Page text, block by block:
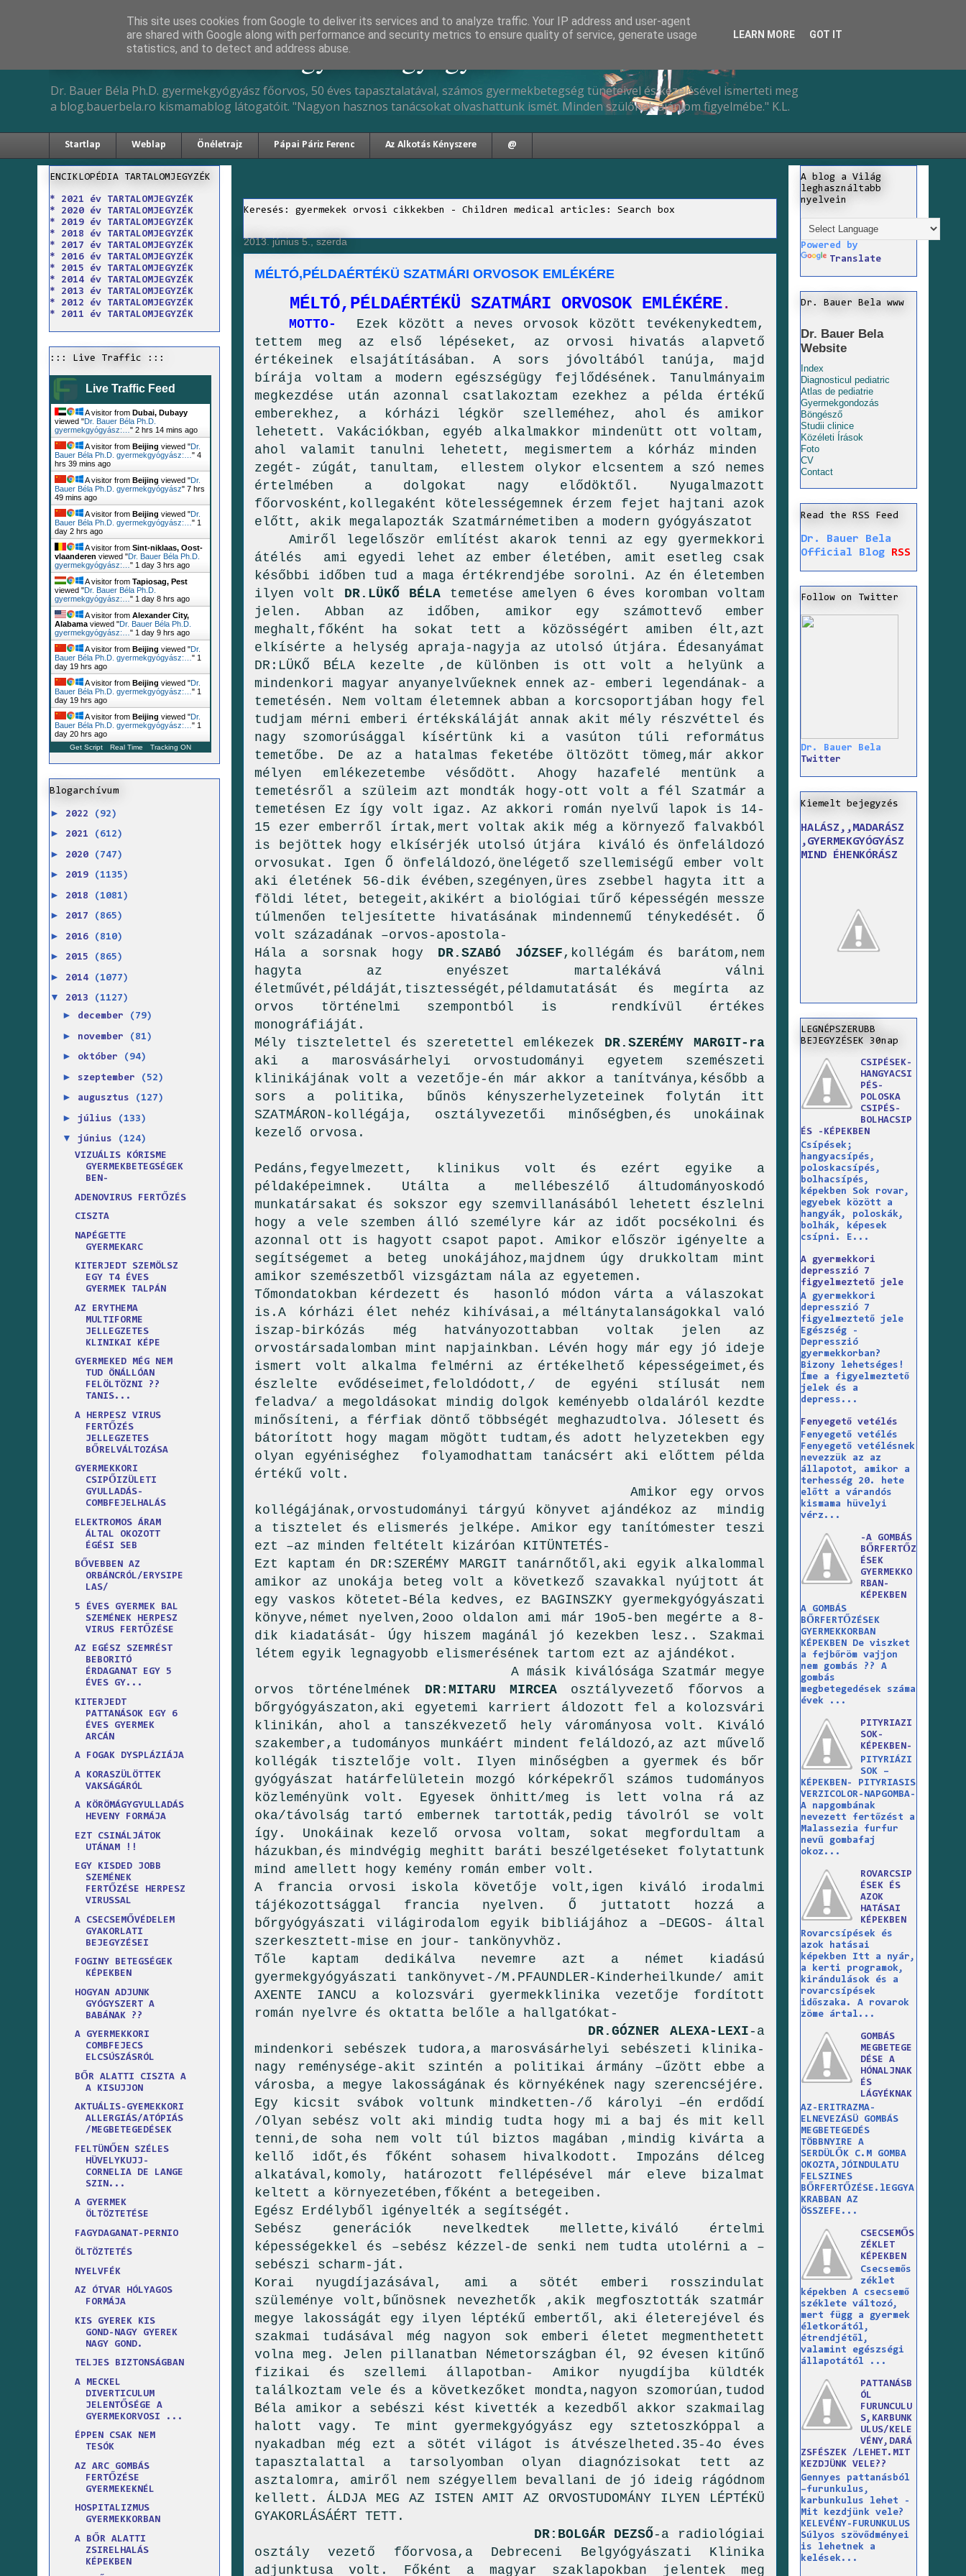
Dr. Bauer Béla Ph.D. gyermekgyógyász
Dr. Bauer Béla Ph.D. gyermekgyógyász főorvos, 50 éves tapasztalatával, számos gyermekbetegség tüneteivel és kezelésével ismerteti meg
a blog.bauerbela.ro kismamablog látogatóit. "Nagyon hasznos tanácsokat olvashattunk ismét. Minden szülőnek ajánlom figyelmébe." K.L.
Startlap Weblap Önéletrajz Pápai Páriz Ferenc Az Alkotás Kényszere @
Keresés: gyermekek orvosi cikkekben - Children medical articles: Search box
2013. június 5., szerda
MÉLTÓ,PÉLDAÉRTÉKÜ SZATMÁRI ORVOSOK EMLÉKÉRE
MÉLTÓ,PÉLDAÉRTÉKÜ SZATMÁRI ORVOSOK EMLÉKÉRE.
MOTTO-
Ezek között a neves orvosok között tevékenykedtem,
tettem meg az első lépéseket, az orvosi hivatás alapvető
értékeinek elsajátításában. A sors jóvoltából tanúja, majd
bírája voltam a modern egészségügy fejlődésének. Tanulmányaim
megkezdése után azonnal csatlakoztam ezekhez a példa értékű
emberekhez, a kórházi légkör szelleméhez, ahol és amikor
lehetett. Vakációkban, egyéb alkalmakkor mindenütt ott voltam,
ahol valamit tanulni lehetett, megismertem a kórház minden
zegét- zúgát, tanultam, ellestem olykor elcsentem a szó nemes
értelmében a dolgokat nagy elődöktől. Nyugalmazott
főorvosként,kollegaként kötelességemnek érzem fejet hajtani azok
előtt, akik megalapozták Szatmárnémetiben a modern gyógyászatot
Amiről legelőször említést akarok tenni az egy gyermekkori
átélés ami egyedi lehet az ember életében, amit esetleg csak
későbbi időben tud a maga értékrendjébe sorolni. Az én életemben
ilyen volt DR.LÜKŐ BÉLAtemetése amelyen 6 éves koromban voltam
jelen. Abban az időben, amikor egy számottevő ember
meghalt,főként ha sokat tett a közösségért amiben élt,azt
elkísérte a helység apraja-nagyja az utolsó útjára. Édesanyámat
DR:LÜKŐ BÉLA kezelte ,de különben is ott volt a helyünk a
mindenkori magyar anyanyelvűeknek ennek az- emberi legendának- a
temetésén. Nem voltam életemnek abban a korcsoportjában hogy fel
tudjam mérni emberi értékskáláját annak akit mély részvéttel és
nagy szomorúsággal kísértünk ki a vasúton túli református
temetőbe. De az a hatalmas feketébe öltözött tömeg,már akkor
mélyen emlékezetembe vésődött. Ahogy hazafelé mentünk a
temetésről a szüleim azt mondták hogy-ott volt a fél Szatmár a
temetésen Ez így volt igaz. Az akkori román nyelvű lapok is 14-
15 ezer emberről írtak,mert voltak akik még a környező falvakból
is bejöttek hogy elkísérjék utolsó útjára kiváló és önfeláldozó
orvosukat. Igen Ő önfeláldozó,önelégető szellemiségű ember volt
aki életének 56-dik évében,szegényen,üres zsebbel hagyta itt a
földi létet, betegeit,akikért a biológiai tűrő képességén messze
túlmenően teljesítette hivatásának mindennemű ténykedését. Ő
volt századának –orvos-apostola-
Hála a sorsnak hogy DR.SZABÓ JÓZSEF,kollégám és barátom,nem
hagyta az enyészet martalékává válni
életművét,példáját,tisztességét,példamutatását
és megírta az
orvos történelmi szempontból is rendkívül értékes
monográfiáját.
Mély tisztelettel és szeretettel emlékezek DR.SZERÉMY MARGIT-ra
aki a marosvásárhelyi orvostudományi egyetem szemészeti
klinikájának volt a vezetője-én már akkor a tanítványa,később a
sors a politika, bűnös kényszerhelyzeteinek folytán itt
SZATMÁRON-kollégája, osztályvezetői minőségben,és unokáinak
kezelő orvosa.
Pedáns,fegyelmezett, klinikus volt és ezért egyike a
példaképeimnek. Utálta a mellébeszélő áltudományoskodó
munkatársakat és sokszor egy szemvillanásából lehetett észlelni
hogy a vele szemben álló személyre kár az időt pocsékolni és
azonnal ott is hagyott csapot papot. Amikor először igényelte a
segítségemet a beteg unokájához,majdnem úgy drukkoltam mint
amikor szemészetből vizsgáztam nála az egyetemen.
Tőmondatokban kérdezett és hasonló módon várta a válaszokat
is.A kórházi élet nehéz kihívásai,a méltánytalanságokkal való
iszap-birkózás még hatványozottabban voltak jelen az
orvostársadalomban mint napjainkban. Lévén hogy már egy jó ideje
ismert volt alkalma felmérni az értékelhető képességeimet,és
észlelte evődéseimet,feloldódott,/ de egyéni stílusát nem
feladva/ a megoldásokat mindig dolgok keményebb oldaláról kezdte
minősíteni, a férfiak döntő többségét meghazudtolva. Jólesett és
bátorított hogy magam mögött tudtam,és adott helyzetekben egy
olyan egyéniséghez folyamodhattam tanácsért aki előttem példa
értékű volt.
Amikor egy orvos
kollégájának,orvostudományi tárgyú könyvet ajándékoz az mindig
a tisztelet és elismerés jelképe. Amikor egy tanítómester teszi
ezt –az minden feltételt kizáróan KITÜNTETÉS-
Ezt kaptam én DR:SZERÉMY MARGIT tanárnőtől,aki egyik alkalommal
amikor az unokája beteg volt a következő szavakkal nyújtott át
egy vaskos kötetet-Béla kedves, ez BAGINSZKY gyermekgyógyászati
könyve,német nyelven,2ooo oldalon ami már 19o5-ben megérte a 8-
dik kiadatását- Úgy hiszem magánál jó kezekben lesz.. Szakmai
létem egyik legnagyobb elismerésének tartom ezt az ajándékot.
A másik kiválósága Szatmár megye
orvos történelmének DR:MITARU MIRCEA osztályvezető főorvos a
bőrgyógyászaton,aki egyetemi karriert áldozott fel a kolozsvári
klinikán, ahol a tanszékvezető hely várományosa volt. Kiváló
szakember,a tudományos munkáért mindent feláldozó,az azt művelő
kollégák tisztelője volt. Ilyen minőségben a gyermek és bőr
gyógyászat határfelületein mozgó kórképekről számos tudományos
közleményünk volt. Egyesek önhitt/meg is lett volna rá az
oka/távolság tartó
embernek tartották,pedig távolról se volt
így. Unokáinak kezelő orvosa voltam, sokat megfordultam a
házukban,és mindvégig meghitt baráti beszélgetéseket folytattunk
mind amellett hogy kemény román ember volt.
A francia orvosi iskola követője volt,igen kiváló irodalmi
tájékozottsággal francia nyelven. Ő juttatott hozzá a
bőrgyógyászati világirodalom egyik bibliájához a –DEGOS- által
szerkesztett-mise en jour- tankönyvhöz.
Tőle kaptam dedikálva nevemre azt a német kiadású
gyermekgyógyászati tankönyvet-/M.PFAUNDLER-Kinderheilkunde/ amit
AXENTE IANCU a kolozsvári gyermekklinika vezetője fordított
román nyelvre és oktatta belőle a hallgatókat-
DR.GÓZNER ALEXA-LEXI -a
mindenkori sebészek tudora,a marosvásárhelyi sebészeti klinika-
nagy reménysége-akit szintén a politikai ármány –űzött ebbe a
városba, a megye lakosságának és környékének nagy szerencséjére.
Egy kicsit svábok voltunk mindketten-/ő károlyi –én erdődí
/Olyan sebész volt aki mindig tudta hogy mi a baj és mit kell
tenni,de soha nem volt túl biztos magában ,mindig kivárta a
kellő időt,és főként sohasem hivalkodott. Impozáns délceg
alkatával,komoly, határozott fellépésével már eleve bizalmat
keltett a környezetében,főként a betegeiben.
Egész Erdélyből igényelték a segítségét.
Sebész generációk nevelkedtek mellette,kiváló értelmi
képességekkel és –sebész kézzel-de senki nem tudta utolérni a –
sebészi scharm-ját.
Korai nyugdíjazásával, ami a sötét emberi rosszindulat
szüleménye volt,bűnösnek nevezhetők ,akik megfosztották szatmár
megye lakosságát egy ilyen léptékű embertől, aki életerejével és
szakmai tudásával még nagyon sok emberi életet megmenthetett
volna meg. Jelen pillanatban Németországban él, 92 évesen kitűnő
fizikai és szellemi állapotban- Amikor nyugdíjba küldték
találkoztam vele és a következőket mondta,nagyon szomorúan,tudod
Béla amikor a sebészi kést kivették a kezedből akkor szakmailag
halott vagy. Te mint gyermekgyógyász egy sztetoszkóppal a
nyakadban még ezt a sötét világot is átvészelheted.35-4o éves
tapasztalattal a tarsolyomban olyan diagnózisokat tett az
asztalomra, amiről nem szégyellem bevallani de jó ideig rágódnom
kellett. ÁLDJA MEG AZ ISTEN AMIT AZ ORVOSTUDOMÁNY ILYEN LÉPTÉKÜ
GYAKORLÁSÁÉRT TETT.
DR:BOLGÁR DEZSŐ-a radiológiai
osztály vezető főorvosa,a Debreceni Belgyógyászati Klinika
adjunktusa volt. Főként a magyar szaklapokban jelentek meg
ENCIKLOPÉDIA TARTALOMJEGYZÉK
* 2021 év TARTALOMJEGYZÉK
* 2020 év TARTALOMJEGYZÉK
* 2019 év TARTALOMJEGYZÉK
* 2018 év TARTALOMJEGYZÉK
* 2017 év TARTALOMJEGYZÉK
* 2016 év TARTALOMJEGYZÉK
* 2015 év TARTALOMJEGYZÉK
* 2014 év TARTALOMJEGYZÉK
* 2013 év TARTALOMJEGYZÉK
* 2012 év TARTALOMJEGYZÉK
* 2011 év TARTALOMJEGYZÉK
::: Live Traffic :::
Live Traffic Feed
A visitor from Dubai, Dubayy
viewed "Dr. Bauer Béla Ph.D.
gyermekgyógyász:… " 2 hrs 14 mins ago
A visitor from Beijing viewed "Dr.
Bauer Béla Ph.D. gyermekgyógyász:… " 4
hrs 39 mins ago
A visitor from Beijing viewed "Dr.
Bauer Béla Ph.D. gyermekgyógyász" 7 hrs
49 mins ago
A visitor from Beijing viewed "Dr.
Bauer Béla Ph.D. gyermekgyógyász:… " 1
day 2 hrs ago
A visitor from Sint-niklaas, Oost-
vlaanderen viewed "Dr. Bauer Béla Ph.D.
gyermekgyógyász:… " 1 day 3 hrs ago
A visitor from Tapiosag, Pest
viewed "Dr. Bauer Béla Ph.D.
gyermekgyógyász:… " 1 day 8 hrs ago
A visitor from Alexander City,
Alabama viewed "Dr. Bauer Béla Ph.D.
gyermekgyógyász:… " 1 day 9 hrs ago
A visitor from Beijing viewed "Dr.
Bauer Béla Ph.D. gyermekgyógyász:… " 1
day 19 hrs ago
A visitor from Beijing viewed "Dr.
Bauer Béla Ph.D. gyermekgyógyász:… " 1
day 19 hrs ago
A visitor from Beijing viewed "Dr.
Bauer Béla Ph.D. gyermekgyógyász:… " 1
day 20 hrs ago
Get Script Real Time Tracking ON
Blogarchívum
► 2022 (92)
► 2021 (612)
► 2020 (747)
► 2019 (1135)
► 2018 (1081)
► 2017 (865)
► 2016 (810)
► 2015 (865)
► 2014 (1077)
▼ 2013 (1127)
► december (79)
► november (81)
► október (94)
► szeptember (52)
► augusztus (127)
► július (133)
▼ június
(124)
VIZUÁLIS KÓRISME
GYERMEKBETEGSÉGEK
BEN-
ADENOVIRUS FERTŐZÉS
CISZTA
NAPÉGETTE
GYERMEKARC
KITERJEDT SZEMÖLSZ
EGY T4 ÉVES
GYERMEK TALPÁN
AZ ERYTHEMA
MULTIFORME
JELLEGZETES
KLINIKAI KÉPE
GYERMEKED MÉG NEM
TUD ÖNÁLLÓAN
FELÖLTÖZNI ??
TANIS...
A HERPESZ VIRUS
FERTŐZÉS
JELLEGZETES
BŐRELVÁLTOZÁSA
GYERMEKKORI
CSIPŐIZÜLETI
GYULLADÁS-
COMBFEJELHALÁS
ELEKTROMOS ÁRAM
ÁLTAL OKOZOTT
ÉGÉSI SEB
BŐVEBBEN AZ
ORBÁNCRÓL/ERYSIPE
LAS/
5 ÉVES GYERMEK BAL
SZEMÉNEK HERPESZ
VIRUS FERTŐZÉSE
AZ EGÉSZ SZEMRÉST
BEBORITÓ
ÉRDAGANAT EGY 5
ÉVES GY...
KITERJEDT
PATTANÁSOK EGY 6
ÉVES GYERMEK
ARCÁN
A FOGAK DYSPLÁZIÁJA
A KORASZÜLÖTTEK
VAKSÁGÁRÓL
A KÖRÖMÁGYGYULLADÁS
HEVENY FORMÁJA
EZT CSINÁLJÁTOK
UTÁNAM !!
EGY KISDED JOBB
SZEMÉNEK
FERTŐZÉSE HERPESZ
VIRUSSAL
A CSECSEMŐVÉDELEM
GYAKORLATI
BEJEGYZÉSEI
FOGINY BETEGSÉGEK
KÉPEKBEN
HOGYAN ADJUNK
GYÓGYSZERT A
BABÁNAK ??
A GYERMEKKORI
COMBFEJECS
ELCSÚSZÁSRÓL
BŐR ALATTI CISZTA A
A KISUJJON
AKTUÁLIS-GYEMEKKORI
ALLERGIÁS/ATÓPIÁS
/MEGBETEGEDÉSEK
FELTÜNŐEN SZÉLES
HÜVELYKUJJ-
CORNELIA DE LANGE
SZIN...
A GYERMEK
ÖLTÖZTETÉSE
FAGYDAGANAT-PERNIO
ÖLTÖZTETÉS
NYELVFÉK
AZ ÓTVAR HÓLYAGOS
FORMÁJA
KIS GYEREK KIS
GOND-NAGY GYEREK
NAGY GOND.
TELJES BIZTONSÁGBAN
A MECKEL
DIVERTICULUM
JELENTŐSÉGE A
GYERMEKORVOSI ...
ÉPPEN CSAK NEM
TESÓK
AZ ARC GOMBÁS
FERTŐZÉSE
GYERMEKEKNÉL
HOSPITALIZMUS
GYERMEKKORBAN
A BŐR ALATTI
ZSIRELHALÁS
KÉPEKBEN
A blog a Világ
leghasználtabb
nyelvein
Powered by
Translate
Dr. Bauer Bela www
Dr. Bauer Bela
Website
Index
Diagnosticul pediatric
Atlas de pediatrie
Gyermekgondozás
Böngésző
Studii clinice
Közéleti Írások
Foto
CV
Contact
Read the RSS Feed
Dr. Bauer Bela
Official Blog
RSS
Follow on Twitter
Dr. Bauer Bela
Twitter
Kiemelt bejegyzés
HALÁSZ,,MADARÁSZ
,GYERMEKGYÓGYÁSZ
MIND ÉHENKÓRÁSZ
LEGNÉPSZERUBB
BEJEGYZÉSEK 30nap
CSIPÉSEK-
HANGYACSI
PÉS-
POLOSKA
CSIPÉS-
BOLHACSIP
ÉS -KÉPEKBEN
Csípések;
hangyacsípés,
poloskacsípés,
bolhacsípés,
képekben Sok rovar,
egyebek között a
hangyák, poloskák,
bolhák, képesek
csípni. E...
A gyermekkori
depresszió 7
figyelmeztető jele
A gyermekkori
depresszió 7
figyelmeztető jele
Egészség -
Depresszió
gyermekkorban?
Bizony lehetséges!
Íme a figyelmeztető
jelek és a
depress...
Fenyegető vetélés
Fenyegető vetélés
Fenyegető vetélésnek
nevezzük az az
állapotot, amikor a
terhesség 20. hete
előtt a várandós
kismama hüvelyi
vérz...
-A GOMBÁS
BŐRFERTŐZ
ÉSEK
GYERMEKKO
RBAN-
KÉPEKBEN
A GOMBÁS
BŐRFERTŐZÉSEK
GYERMEKKORBAN
KÉPEKBEN De viszket
a fejbőröm vajjon
nem gombás ?? A
gombás
megbetegedések száma
évek ...
PITYRIAZI
SOK-
KÉPEKBEN-
PITYRIÁZI
SOK –
KÉPEKBEN- PITYRIASIS
VERZICOLOR-NAPGOMBA-
A napgombának
nevezett fertőzést a
Malassezia furfur
nevű gombafaj
okoz...
ROVARCSIP
ÉSEK ÉS
AZOK
HATÁSAI
KÉPEKBEN
Rovarcsípések és
azok hatásai
képekben Itt a nyár,
a kerti programok,
kirándulások és a
rovarcsípések
időszaka. A rovarok
zöme ártal...
GOMBÁS
MEGBETEGE
DÉSE A
HÓNALJNAK
ÉS
LÁGYÉKNAK
AZ-ERITRAZMA-
ELNEVEZÁSÜ GOMBÁS
MEGBETEGEDÉS
TÖBBNYIRE A
SERDÜLŐK C.M GOMBA
OKOZTA,JÓINDULATU
FELSZINES
BŐRFERTŐZÉSE.lEGGYA
KRABBAN AZ
ÖSSZEFE...
CSECSEMŐS
ZÉKLET
KÉPEKBEN
Csecsemős
zéklet
képekben A csecsemő
széklete változó,
mert függ a gyermek
életkorától,
étrendjétől,
valamint egészségi
állapotától ...
PATTANÁSB
ÓL
FURUNCULU
S,KARBUNK
ULUS/KELE
VÉNY,DARÁ
ZSFÉSZEK /LEHET.MIT
KEZDJÜNK VELE??
Gennyes pattanásból
–furunkulus,
karbunkulus lehet -
Mit kezdjünk vele?
KELEVÉNY-FURUNKULUS
Súlyos szövődményei
is lehetnek a
kelések...
This site uses cookies from Google to deliver its services and to analyze traffic. Your IP address and user-agent
are shared with Google along with performance and security metrics to ensure quality of service, generate usage
statistics, and to detect and address abuse.
LEARN MORE GOT IT